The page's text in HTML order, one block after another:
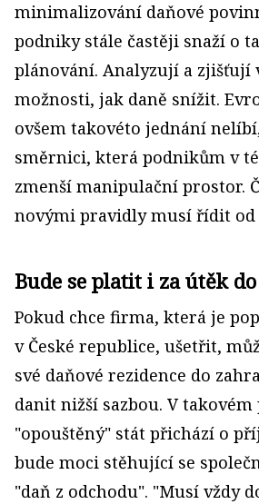
minimalizování daňové
podniky stále častěji snaží o
plánování. Analyzují a zjišťují
možnosti, jak daně snížit.
ovšem takovéto jednání
směrnici, která podnikům v
zmenší manipulační prostor.
novými pravidly musí řídit od
Bude se platit i za útěk
Pokud chce firma, která je
v České republice, ušetřit,
své daňové rezidence do
danit nižší sazbou. V takovém
"opouštěný" stát přichází o
bude moci stěhující se
"daň z odchodu". "Musí vždy